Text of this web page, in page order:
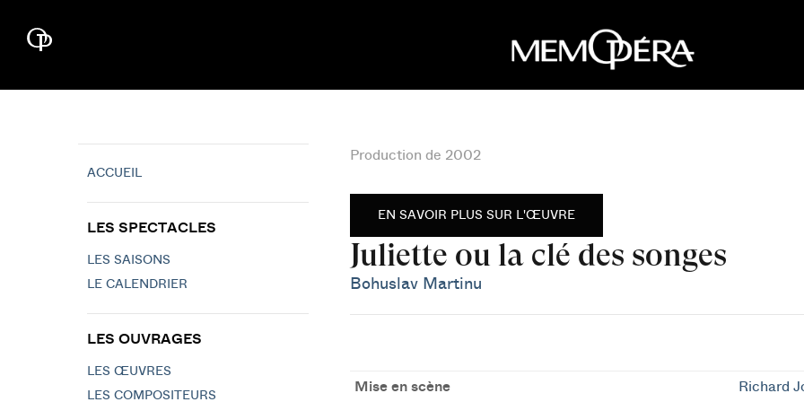
Production de 2002
EN SAVOIR PLUS SUR L'ŒUVRE
Juliette ou la clé des songes
Bohuslav Martinu
Mise en scène Richard
ACCUEIL
LES SPECTACLES
LES SAISONS
LE CALENDRIER
LES OUVRAGES
LES ŒUVRES
LES COMPOSITEURS